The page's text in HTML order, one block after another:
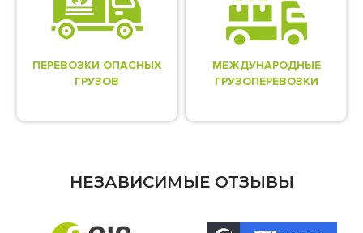
ПЕРЕВОЗКИ ОПАСНЫХ
ГРУЗОВ
МЕЖДУНАРОДНЫЕ
ГРУЗОПЕРЕВОЗКИ
НЕЗАВИСИМЫЕ ОТЗЫВЫ